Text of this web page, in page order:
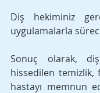
Diş hekiminiz
uygulamalarla
Sonuç olarak,
hissedilen temizlik,
hastayı memnun